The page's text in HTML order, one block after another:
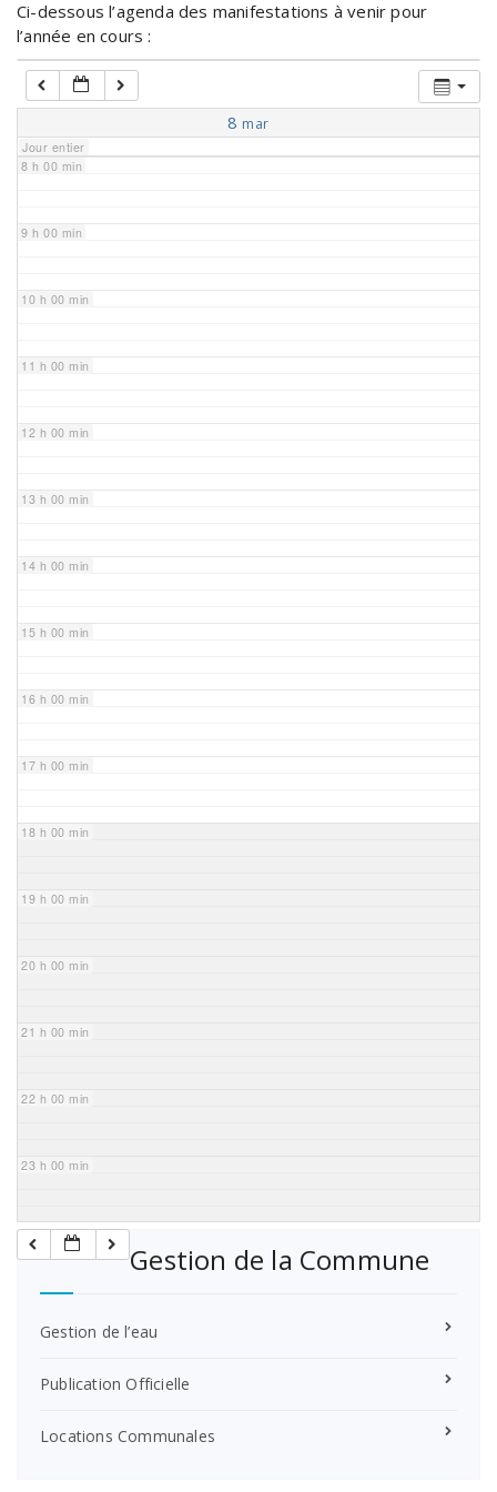
Ci-dessous l’agenda des manifestations à venir pour
l’année en cours :
8 mar
Jour entier
6 h 00 min
7 h 00 min
8 h 00 min
9 h 00 min
10 h 00 min
11 h 00 min
12 h 00 min
13 h 00 min
14 h 00 min
15 h 00 min
16 h 00 min
17 h 00 min
18 h 00 min
19 h 00 min
20 h 00 min
21 h 00 min
22 h 00 min
23 h 00 min
Gestion de la Commune
Gestion de l’eau
Publication Officielle
Locations Communales